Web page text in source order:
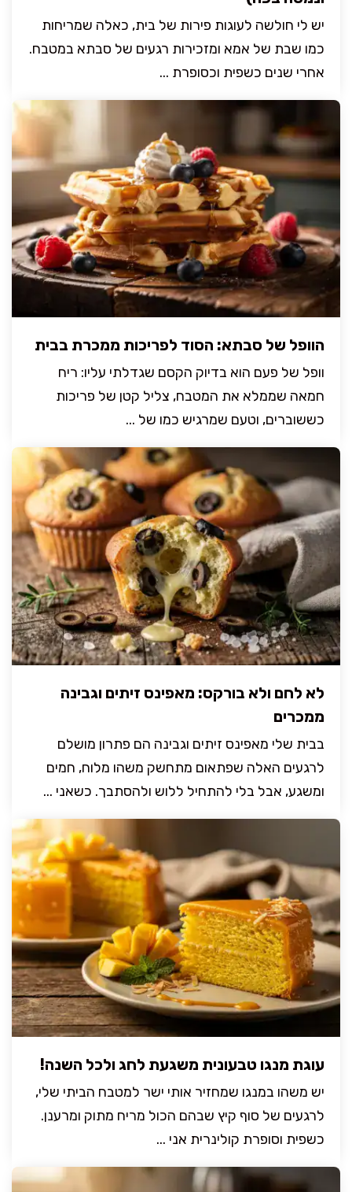
יש לי חולשה לעוגות פירות של בית, כאלה שמריחות
כמו שבת של אמא ומזכירות רגעים של סבתא במטבח.
אחרי שנים כשפית וכסופרת ...
הוופל של סבתא: הסוד לפריכות ממכרת בבית
וופל של פעם הוא בדיוק הקסם שגדלתי עליו: ריח
חמאה שממלא את המטבח, צליל קטן של פריכות
כששוברים, וטעם שמרגיש כמו של ...
לא לחם ולא בורקס: מאפינס זיתים וגבינה
ממכרים
בבית שלי מאפינס זיתים וגבינה הם פתרון מושלם
לרגעים האלה שפתאום מתחשק משהו מלוח, חמים
ומשגע, אבל בלי להתחיל ללוש ולהסתבך. כשאני ...
עוגת מנגו טבעונית משגעת לחג ולכל השנה!
יש משהו במנגו שמחזיר אותי ישר למטבח הביתי שלי,
לרגעים של סוף קיץ שבהם הכול מריח מתוק ומרענן.
כשפית וסופרת קולינרית אני ...